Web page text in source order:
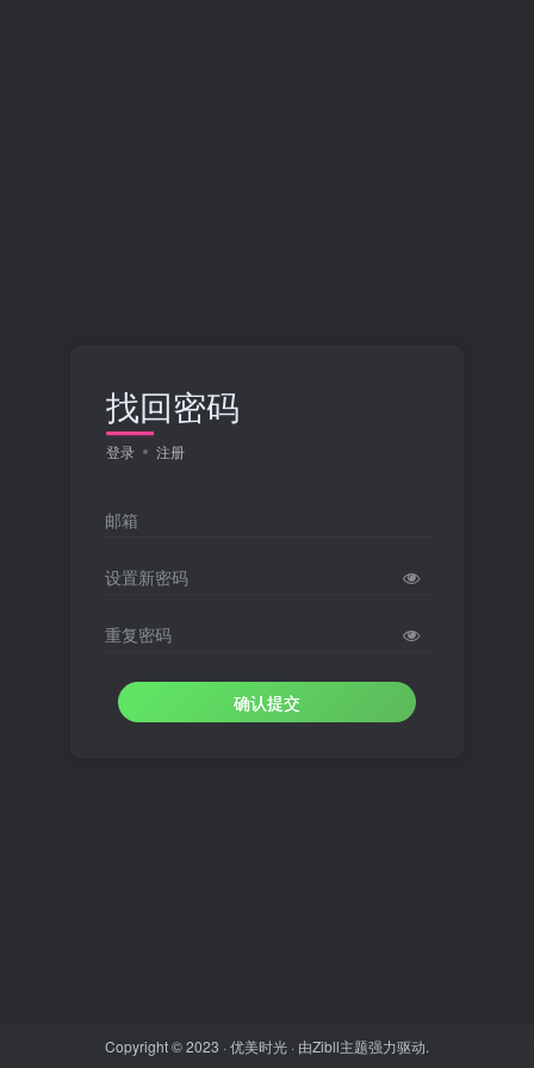
找回密码
登录 注册
邮箱
设置新密码
重复密码
确认提交
Copyright © 2023 ·优美时光 · 由Zibll主题强力驱动.